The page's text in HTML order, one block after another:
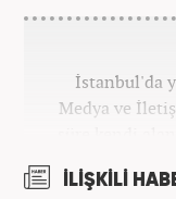
İstanbul'da
Medya ve
süre kendi
şu an
İLİŞKİLİ